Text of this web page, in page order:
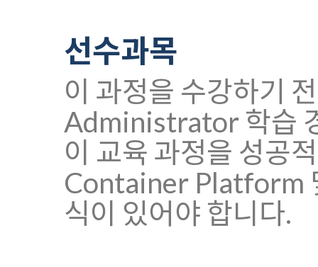
선수과목
이 과정을 수강하기
Administrator 학습
이 교육 과정을 성공
Container Platform
식이 있어야 합니다.